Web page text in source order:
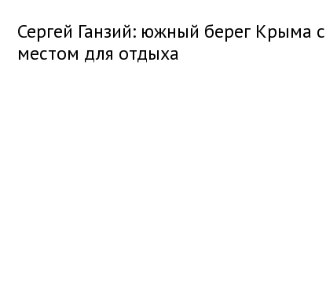
Сергей Ганзий: южный берег Крыма
местом для отдыха